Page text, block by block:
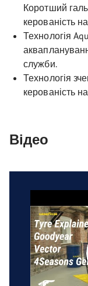
Коротший
керованість
Технологія
служби.
Технологія
керованість
Відео